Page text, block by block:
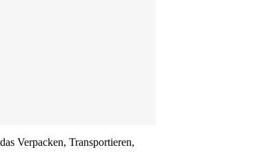
Verpacken, Transportieren,